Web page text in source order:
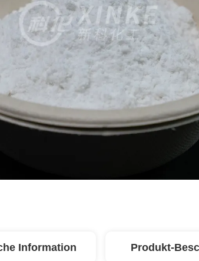
Information Produkt-